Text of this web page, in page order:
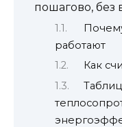
пошагово, без
работают
Как